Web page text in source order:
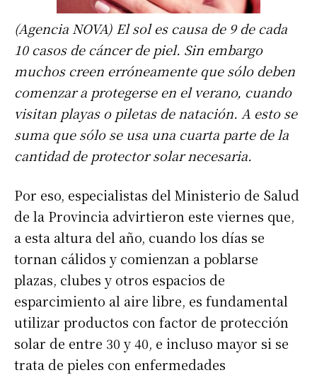
(Agencia NOVA) El sol es causa de 9 de cada
10 casos de cáncer de piel. Sin embargo
muchos creen erróneamente que sólo deben
comenzar a protegerse en el verano, cuando
visitan playas o piletas de natación. A esto se
suma que sólo se usa una cuarta parte de la
cantidad de protector solar necesaria.
Por eso, especialistas del Ministerio de Salud
de la Provincia advirtieron este viernes que,
a esta altura del año, cuando los días se
tornan cálidos y comienzan a poblarse
plazas, clubes y otros espacios de
esparcimiento al aire libre, es fundamental
utilizar productos con factor de protección
solar de entre 30 y 40, e incluso mayor si se
trata de pieles con enfermedades